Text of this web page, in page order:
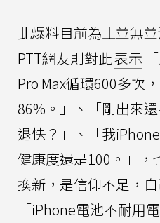
此爆料目前為止並無
PTT網友則對此表示
Pro Max循環600多次
86%。」、「剛出來
退快？」、「我
健康度還是100。」，
換新，是信仰不足，
「iPhone電池不耐用